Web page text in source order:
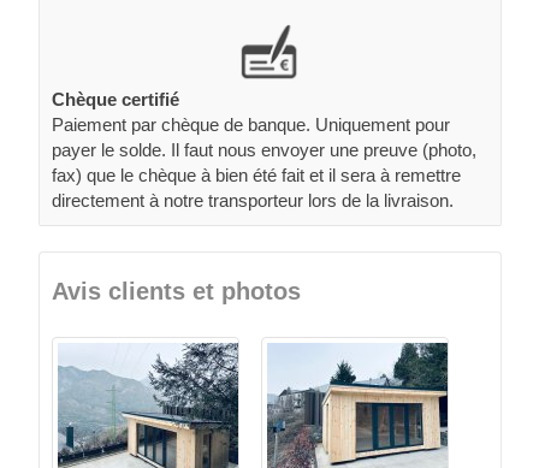
Chèque certifié
Paiement par chèque de banque. Uniquement pour
payer le solde. Il faut nous envoyer une preuve (photo,
fax) que le chèque à bien été fait et il sera à remettre
directement à notre transporteur lors de la livraison.
Avis clients et photos